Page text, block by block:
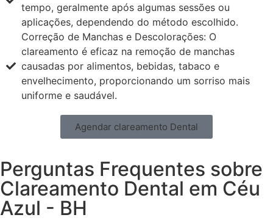
tempo, geralmente após algumas sessões ou
aplicações, dependendo do método escolhido.
Correção de Manchas e Descolorações: O
clareamento é eficaz na remoção de manchas
causadas por alimentos, bebidas, tabaco e
envelhecimento, proporcionando um sorriso mais
uniforme e saudável.
Agendar clareamento Dental
Perguntas Frequentes sobre
Clareamento Dental em Céu
Azul - BH